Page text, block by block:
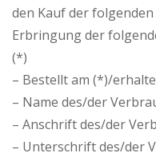
den Kauf der
Erbringung der
(*)
– Bestellt am (*)/
– Name des/der
– Anschrift des/der
– Unterschrift des/der